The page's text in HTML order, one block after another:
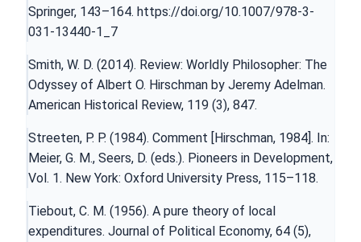
Springer, 143–164. https://doi.org/10.1007/978-3-
031-13440-1_7
Smith, W. D. (2014). Review: Worldly Philosopher: The
Odyssey of Albert O. Hirschman by Jeremy Adelman.
American Historical Review, 119 (3), 847.
Streeten, P. P. (1984). Comment [Hirschman, 1984]. In:
Meier, G. M., Seers, D. (eds.). Pioneers in Development,
Vol. 1. New York: Oxford University Press, 115–118.
Tiebout, C. M. (1956). A pure theory of local
expenditures. Journal of Political Economy, 64 (5),